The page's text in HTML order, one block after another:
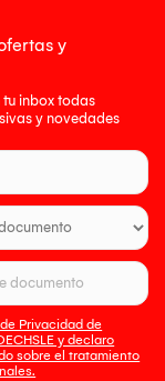
y
tu inbox todas
y novedades
Privacidad de
y declaro
sobre el tratamiento